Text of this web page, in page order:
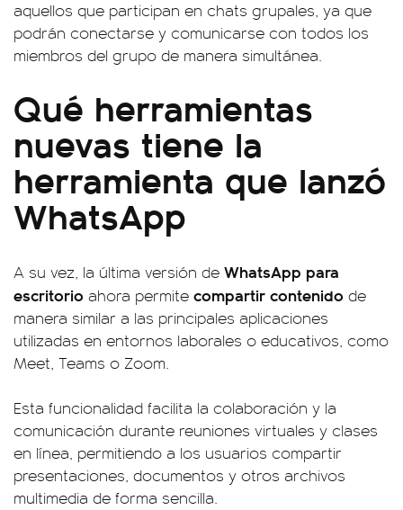
aquellos que participan en chats grupales, ya que
podrán conectarse y comunicarse con todos los
miembros del grupo de manera simultánea.
Qué herramientas
nuevas tiene la
herramienta que lanzó
WhatsApp
A su vez, la última versión de WhatsApp para
escritorio ahora permite compartir contenido de
manera similar a las principales aplicaciones
utilizadas en entornos laborales o educativos, como
Meet, Teams o Zoom.
Esta funcionalidad facilita la colaboración y la
comunicación durante reuniones virtuales y clases
en línea, permitiendo a los usuarios compartir
presentaciones, documentos y otros archivos
multimedia de forma sencilla.